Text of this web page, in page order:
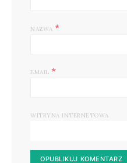
NAZWA *
EMAIL *
WITRYNA INTERNETOWA